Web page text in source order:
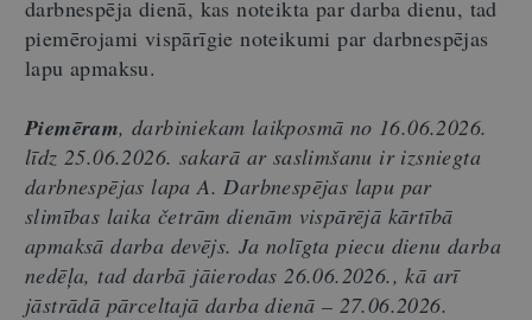
darbnespēja dienā, kas noteikta par darba dienu, tad
piemērojami vispārīgie noteikumi par darbnespējas
lapu apmaksu.
Piemēram, darbiniekam laikposmā no 16.06.2026.
līdz 25.06.2026. sakarā ar saslimšanu ir izsniegta
darbnespējas lapa A. Darbnespējas lapu par
slimības laika četrām dienām vispārējā kārtībā
apmaksā darba devējs. Ja nolīgta piecu dienu darba
nedēļa, tad darbā jāierodas 26.06.2026., kā arī
jāstrādā pārceltajā darba dienā – 27.06.2026.